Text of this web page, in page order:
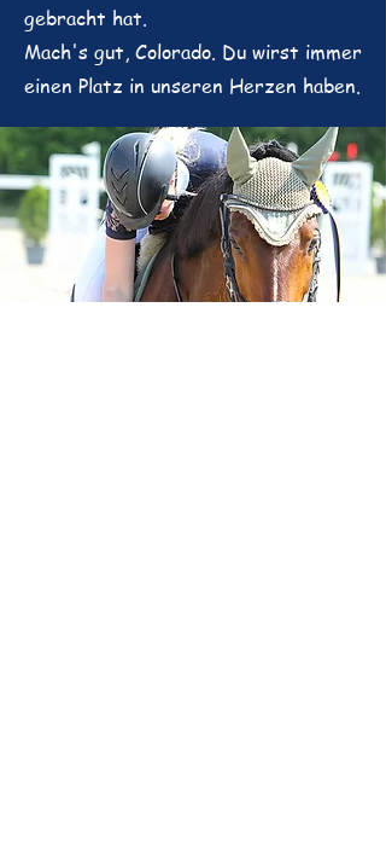
gebracht hat.
Mach's gut, Colorado. Du wirst immer
einen Platz in unseren Herzen haben.